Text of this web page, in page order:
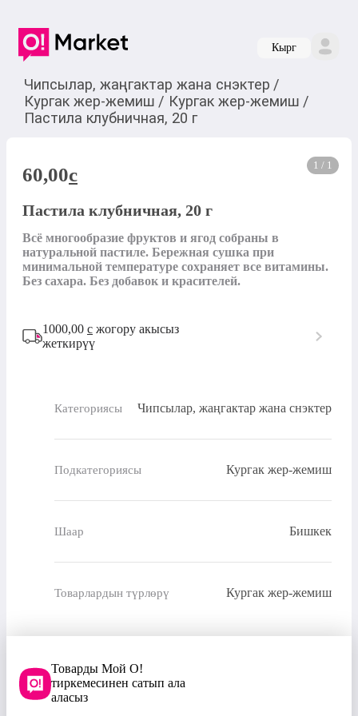
Кырг
Чипсылар, жаңгактар жана снэктер /
Кургак жер-жемиш / Кургак жер-жемиш /
Пастила клубничная, 20 г
1 / 1
60,00c
Пастила клубничная, 20 г
Всё многообразие фруктов и ягод собраны в
натуральной пастиле. Бережная сушка при
минимальной температуре сохраняет все витамины.
Без сахара. Без добавок и красителей.
1000,00 с жогору акысыз
жеткирүү
Категориясы Чипсылар, жаңгактар жана снэктер
Подкатегориясы Кургак жер-жемиш
Шаар Бишкек
Товарлардын түрлөрү Кургак жер-жемиш
Товарды Мой О!
тиркемесинен сатып ала
аласыз